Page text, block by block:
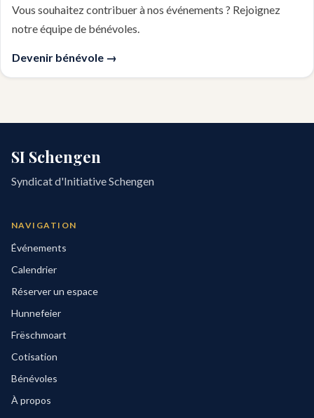
Vous souhaitez contribuer à nos événements ? Rejoignez
notre équipe de bénévoles.
Devenir bénévole →
SI Schengen
Syndicat d'Initiative Schengen
NAVIGATION
Événements
Calendrier
Réserver un espace
Hunnefeier
Frëschmoart
Cotisation
Bénévoles
À propos